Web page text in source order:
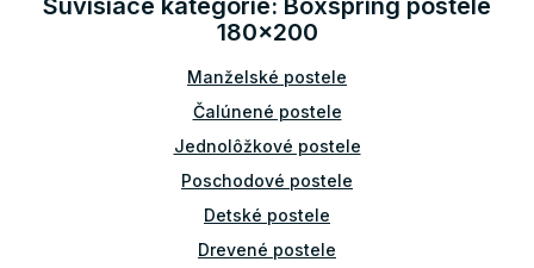
e
p
v
y
v
p
i
s
u
e
Súvisiace kategórie: Boxspring postele
180x200
Manželské postele
Čalúnené postele
Jednolôžkové postele
Poschodové postele
Detské postele
Drevené postele